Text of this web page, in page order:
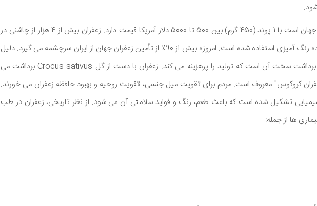
زعفران گرانترین ادویه در جهان است با 1 پوند (450 گرم) بین 500 تا 5000 دلار آمریکا قیمت دارد. زعفران بیش از 4 هزار از چاشنی در
مواد غذایی و به عنوان ماده رنگ آمیزی استفاده شده است. امروزه بیش از 90٪ از تأمین زعفران جهان از ایران سرچشمه می گیرد. دلیل
قیمت سنگین آن، روش برداشت سخت آن است که تولید را پرهزینه می کند. زعفران با دست از گل Crocus sativus برداشت می
کروکوس" معروف است. مردم برای تقویت میل جنسی، تقویت روحیه و بهبود حافظه زعفران می خورند.
شیمیایی تشکیل شده است که باعث طعم، رنگ و فواید سلامتی آن می شود. از نظر تاریخی، زعفران در طب
ها از جمله: